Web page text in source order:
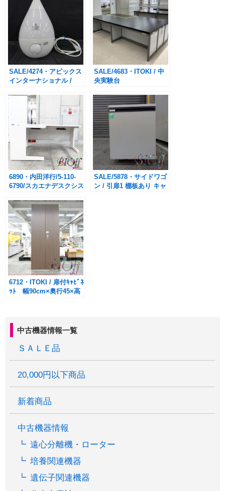
中古機器情報一覧
ＳＡＬＥ品
20,000円以下商品
新着商品
中古機器情報
遠心分離機・ローター
培養関連機器
遺伝子関連機器
SALE/4274・アピックス
インターナショナル /
SHIZUKU PLUS⁺
SALE/4683・ITOKI / 中
央実験台
6890・内田洋行/5-110-
6790/スカエナデスクシス
SALE/5878・サイドワゴ
ン / 引扉1 棚板あり キャ
6712・ITOKI / 扉付ｷｬﾋﾞﾈ
ｯﾄ 幅90cm×奥行45×高